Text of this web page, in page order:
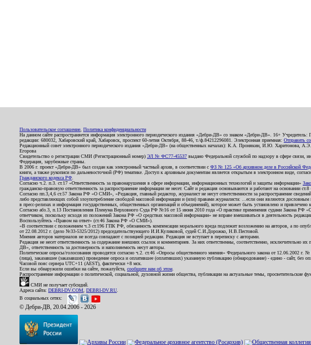
Пользовательское соглашение Политика конфиденциальности
На данном сайте распространяется информация электронного периодического издания «Дебри-ДВ» со знаком «Дебри-ДВ». 16+
редакции: 680032, Хабаровский край, Хабаровск, проспект 60-летия Октября, 88-46, т./ф.84212296081. Электронная приемная: Отправить
Редакционный совет электронного периодического издания «Дебри-ДВ» (на общественных началах): К.А. Пронякин, И.Ю.
Егорова
Свидетельство о регистрации СМИ (Регистрационный номер) ЭЛ № ФС77-45537 выдано Федеральной службой по надзору в сфере связи,
Федерация, зарубежные страны.
В 2006 г. проект «Дебри-ДВ» был создан как электронный частный архив, в соответствии с ФЗ № 125 «Об архивном деле в Российской
книги, а также рукописи по дальневосточной (РФ) тематике. Доступ к архивным документам является открытым в электронном виде,
Гражданского кодекса РФ
Согласно ч.2. п.3. ст.17 «Ответственность за правонарушения в сфере информации, информационных технологий и защиты информации»
гражданско-правовую ответственность за распространение информации не несет. Сайт и редакция основываются и работают на основании
Согласно пп.3,4,6 ст.57 Закона РФ «О СМИ», «Редакция, главный редактор, журналист не несут ответственности за распространение
либо представляющих собой злоупотребление свободой массовой информации и (или) правами журналиста: ...если они являются
в пресс-релизах и информация государственных, общественных организаций и объединений), которое может быть установлено и привлечено
Согласно абз.3, п.13 Постановления Пленума Верховного Суда РФ №16 от 15 июня 2010 года «О практике применения судами Закона РФ
ответчиком, поскольку исходя из положений Закона РФ «О средствах массовой информации» не вправе вмешиваться в деятельность
Воспользуйтесь «Правом на ответ» (ст.46 Закона РФ «О СМИ»).
«В соответствии с положением ч.3 ст.196 ГПК РФ, обязанность компенсации морального вреда подлежит возложению на авторов, а по
от 22.08.2012 г. (дело №33-5325/2012) председательствующего И.И.Куликовой, судей С.И.Дорожко, Н.В.Пестовой.
Мнения авторов материалов не всегда совпадают с позицией редакции. Редакция не вступает в переписку с авторами.
Редакция не несет ответственность за содержание внешних ссылок и комментариев. За них ответственны, соответственно,
ДВ», ответственность за достоверность и наполняемость несут авторы.
Политические опросы/голосования проводятся согласно ч.2. ст.46 «Опросы общественного мнения» Федерального закона от 12.06.2002
(лица), заказавшее (заказавших) проведение опроса и оплатившее (оплативших) указанную публикацию (обнародование) - едино - сайт, без
Часовой пояс сервера UTC+11 (AEST), фактически +8 мск.
Если вы обнаружили ошибки на сайте, пожалуйста, сообщите нам об этом
Распространение информации о политической, социальной, духовной жизни общества, публикации на актуальные темы,
СМИ не получает субсидий.
Адреса сайта: DEBRI-DV.COM DEBRI-DV.RU
В социальных сетях:
© Дебри-ДВ, 20.04.2006 - 2026